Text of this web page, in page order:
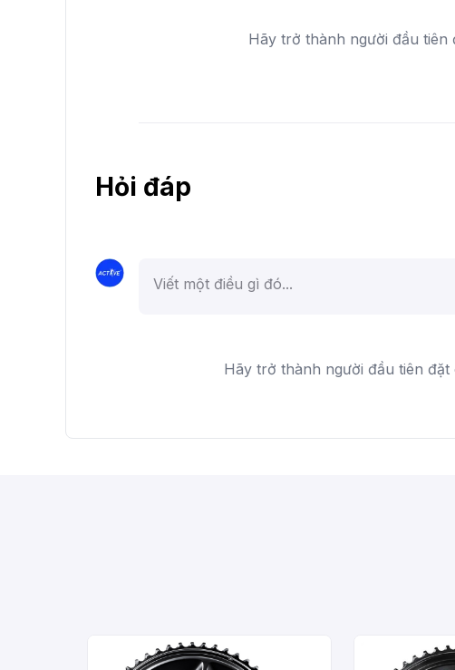
Hãy trở thành người đầu tiên
Hỏi đáp
Hãy trở thành người đầu tiên